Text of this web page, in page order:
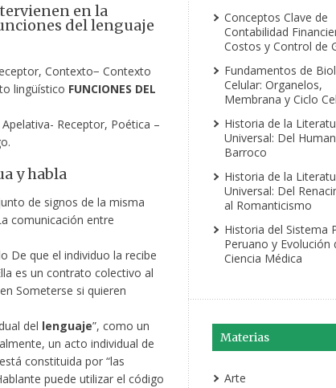
en la
del lenguaje
Contexto− Contexto
lingüístico FUNCIONES DEL
Receptor, Poética –
y habla
de signos de la misma
comunicación entre
De que el individuo la recibe
es un contrato colectivo al
Someterse si quieren
del lenguaje”, como un
un acto individual de
constituida por “las
puede utilizar el código
Conceptos Clave de
Contabilidad
Costos y Control de
Fundamentos de
Celular: Organelos,
Membrana y Ciclo
Historia de la
Universal: Del
Barroco
Historia de la
Universal: Del
al Romanticismo
Historia del Sistema
Peruano y Evolución
Ciencia Médica
Materias
Arte